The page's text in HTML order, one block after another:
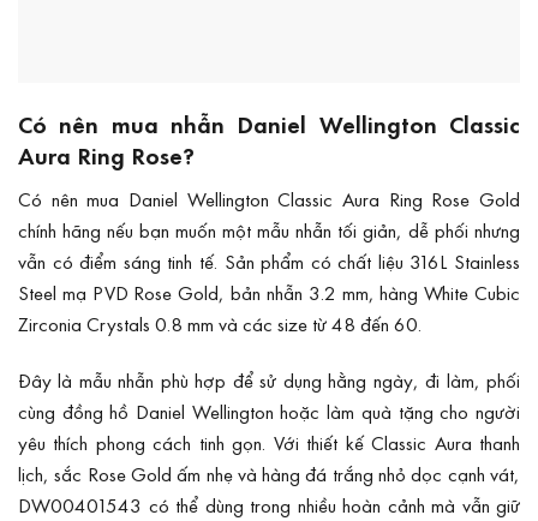
Có nên mua nhẫn Daniel Wellington Classic
Aura Ring Rose?
Có nên mua Daniel Wellington Classic Aura Ring Rose Gold
chính hãng nếu bạn muốn một mẫu nhẫn tối giản, dễ phối nhưng
vẫn có điểm sáng tinh tế. Sản phẩm có chất liệu 316L Stainless
Steel mạ PVD Rose Gold, bản nhẫn 3.2 mm, hàng White Cubic
Zirconia Crystals 0.8 mm và các size từ 48 đến 60.
Đây là mẫu nhẫn phù hợp để sử dụng hằng ngày, đi làm, phối
cùng đồng hồ Daniel Wellington hoặc làm quà tặng cho người
yêu thích phong cách tinh gọn. Với thiết kế Classic Aura thanh
lịch, sắc Rose Gold ấm nhẹ và hàng đá trắng nhỏ dọc cạnh vát,
DW00401543 có thể dùng trong nhiều hoàn cảnh mà vẫn giữ